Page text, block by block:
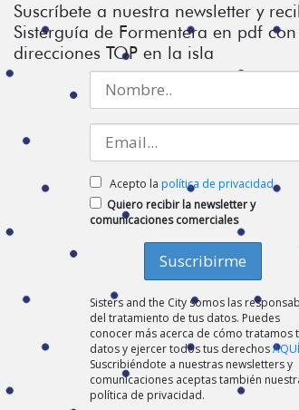
Suscríbete a nuestra newsletter y
Sisterguía de Formentera en pdf
direcciones TOP en la isla
Acepto la política de privacidad
Quiero recibir la newsletter y
comunicaciones comerciales
Sisters and the City somos las
del tratamiento de tus datos. Puedes
conocer más acerca de cómo tratamos
datos y ejercer todos tus derechosAQUÍ
Suscribiéndote a nuestras newsletters y
comunicaciones aceptas también
política de privacidad.